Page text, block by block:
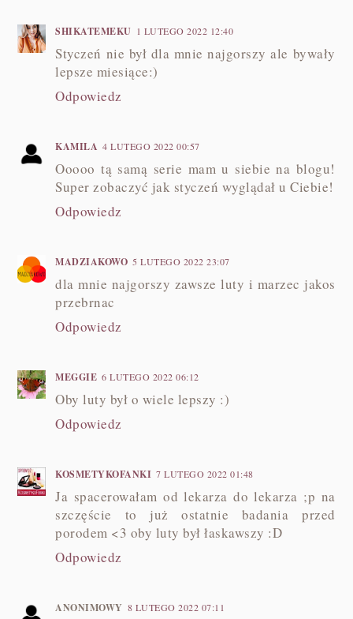
SHIKATEMEKU 1 LUTEGO 2022 12:40
Styczeń nie był dla mnie najgorszy ale bywały
lepsze miesiące:)
Odpowiedz
KAMILA 4 LUTEGO 2022 00:57
Ooooo tą samą serie mam u siebie na blogu!
Super zobaczyć jak styczeń wyglądał u Ciebie!
Odpowiedz
MADZIAKOWO 5 LUTEGO 2022 23:07
dla mnie najgorszy zawsze luty i marzec jakos
przebrnac
Odpowiedz
MEGGIE 6 LUTEGO 2022 06:12
Oby luty był o wiele lepszy :)
Odpowiedz
KOSMETYKOFANKI 7 LUTEGO 2022 01:48
Ja spacerowałam od lekarza do lekarza ;p na
szczęście to już ostatnie badania przed
porodem <3 oby luty był łaskawszy :D
Odpowiedz
ANONIMOWY 8 LUTEGO 2022 07:11